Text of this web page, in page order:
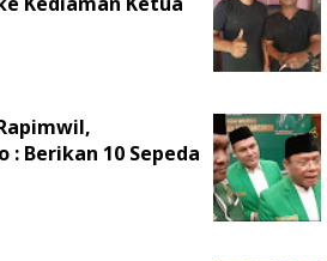
Berikan 10 Sepeda